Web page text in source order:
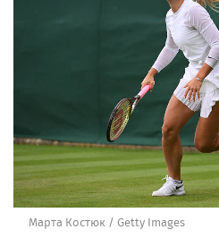
Марта Костюк / Getty Images